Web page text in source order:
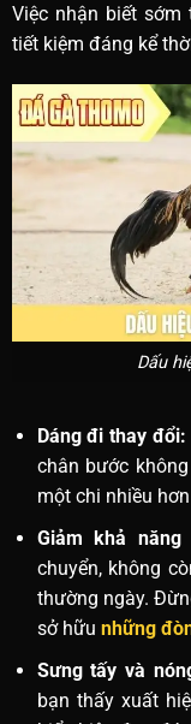
Việc nhận biết sớm
tiết kiệm đáng kể
Dấu
Dáng đi thay đổi:
chân bước
một chi nhiều
Giảm khả năng
chuyển, không
thường ngày.
sở hữu những
Sưng tấy và
bạn thấy xuất